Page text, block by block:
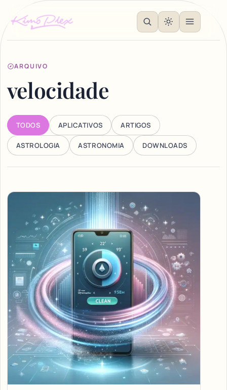
ARQUIVO
velocidade
TODOS APLICATIVOS ARTIGOS
ASTROLOGIA ASTRONOMIA DOWNLOADS
Articles